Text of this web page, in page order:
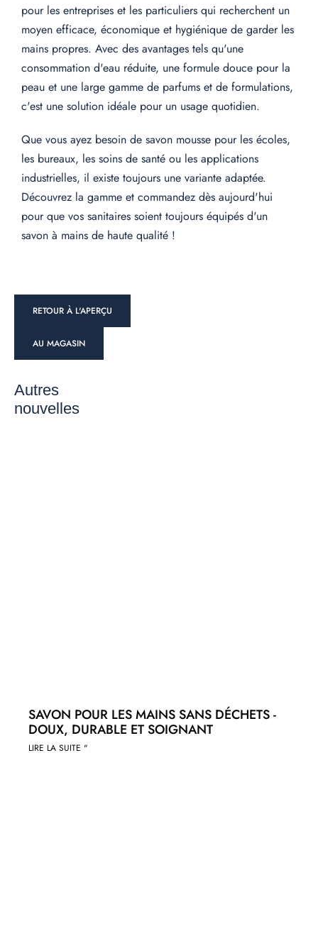
pour les entreprises et les particuliers qui recherchent un
moyen efficace, économique et hygiénique de garder les
mains propres. Avec des avantages tels qu'une
consommation d'eau réduite, une formule douce pour la
peau et une large gamme de parfums et de formulations,
c'est une solution idéale pour un usage quotidien.
Que vous ayez besoin de savon mousse pour les écoles,
les bureaux, les soins de santé ou les applications
industrielles, il existe toujours une variante adaptée.
Découvrez la gamme et commandez dès aujourd'hui
pour que vos sanitaires soient toujours équipés d'un
savon à mains de haute qualité !
RETOUR À L'APERÇU
AU MAGASIN
Autres
nouvelles
SAVON POUR LES MAINS SANS DÉCHETS -
DOUX, DURABLE ET SOIGNANT
LIRE LA SUITE "